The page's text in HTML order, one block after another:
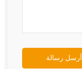
أرسل رسالة